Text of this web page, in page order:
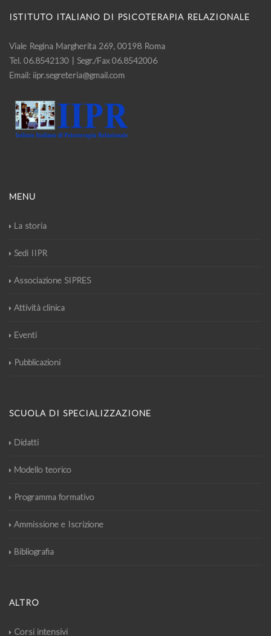
ISTITUTO ITALIANO DI PSICOTERAPIA RELAZIONALE
Viale Regina Margherita 269, 00198 Roma
Tel. 06.8542130 | Segr./Fax 06.8542006
Email: iipr.segreteria@gmail.com
MENU
La storia
Sedi IIPR
Associazione SIPRES
Attività clinica
Eventi
Pubblicazioni
SCUOLA DI SPECIALIZZAZIONE
Didatti
Modello teorico
Programma formativo
Ammissione e Iscrizione
Bibliografia
ALTRO
Corsi intensivi